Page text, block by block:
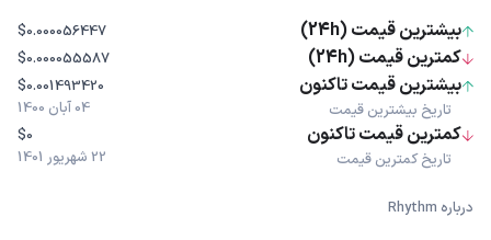
بیشترین قیمت (24h) $0.000056447
کمترین قیمت (24h) $0.000055587
بیشترین قیمت تاکنون
تاریخ بیشترین قیمت
$0.001493420
04 آبان 1400
کمترین قیمت تاکنون
تاریخ کمترین قیمت
$0
22 شهریور 1401
درباره Rhythm